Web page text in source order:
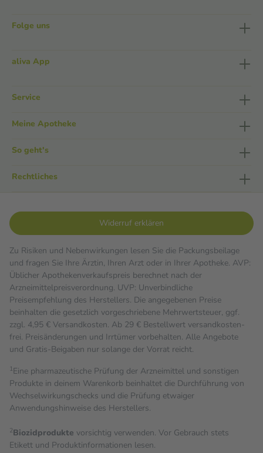
Folge uns
aliva App
Service
Meine Apotheke
So geht's
Rechtliches
Widerruf erklären
Zu Risiken und Nebenwirkungen lesen Sie die Packungsbeilage
und fragen Sie Ihre Ärztin, Ihren Arzt oder in Ihrer Apotheke. AVP:
Üblicher Apothekenverkaufspreis berechnet nach der
Arzneimittelpreisverordnung. UVP: Unverbindliche
Preisempfehlung des Herstellers. Die angegebenen Preise
beinhalten die gesetzlich vorgeschriebene Mehrwertsteuer, ggf.
zzgl. 4,95 € Versandkosten. Ab 29 € Bestell­wert versand­kosten­
frei. Preisänderungen und Irrtümer vorbehalten. Alle Angebote
und Gratis-Beigaben nur solange der Vorrat reicht.
1Eine pharmazeutische Prüfung der Arzneimittel und sonstigen
Produkte in deinem Warenkorb beinhaltet die Durchführung von
Wechselwirkungschecks und die Prüfung etwaiger
Anwendungshinweise des Herstellers.
2Biozidprodukte vorsichtig verwenden. Vor Gebrauch stets
Etikett und Produktinformationen lesen.